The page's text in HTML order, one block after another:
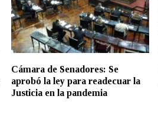
Cámara de Senadores: Se
aprobó la ley para readecuar la
Justicia en la pandemia